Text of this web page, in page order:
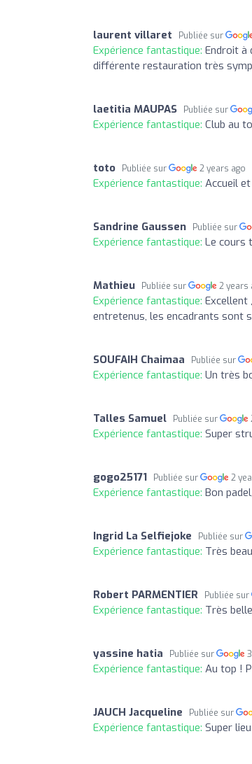
laurent villaret Publiée sur
Expérience fantastique: Endroit à
différente restauration très
laetitia MAUPAS Publiée sur
Expérience fantastique: Club au
toto Publiée sur 2 years ago
Expérience fantastique: Accueil
Sandrine Gaussen Publiée sur
Expérience fantastique: Le cours
Mathieu Publiée sur 2 years
Expérience fantastique: Excellent
entretenus, les encadrants sont
SOUFAIH Chaimaa Publiée sur
Expérience fantastique: Un très
Talles Samuel Publiée sur
Expérience fantastique: Super
gogo25171 Publiée sur 2
Expérience fantastique: Bon
Ingrid La Selfiejoke Publiée sur
Expérience fantastique: Très
Robert PARMENTIER Publiée sur
Expérience fantastique: Très
yassine hatia Publiée sur
Expérience fantastique: Au top !
JAUCH Jacqueline Publiée sur
Expérience fantastique: Super